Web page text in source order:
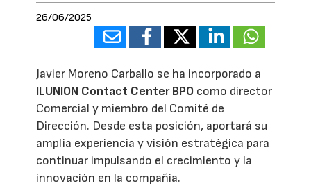
26/06/2025
Javier Moreno Carballo se ha incorporado a
ILUNION Contact Center BPO como director
Comercial y miembro del Comité de
Dirección. Desde esta posición, aportará su
amplia experiencia y visión estratégica para
continuar impulsando el crecimiento y la
innovación en la compañía.